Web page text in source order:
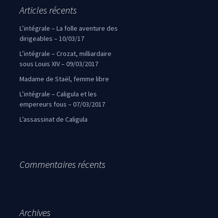
Articles récents
L’intégrale – La folle aventure des
dirigeables – 10/03/17
L’intégrale – Crozat, milliardaire
sous Louis XIV – 09/03/2017
Madame de Staël, femme libre
L’intégrale – Caligula et les
empereurs fous – 07/03/2017
L’assassinat de Caligula
Commentaires récents
Archives